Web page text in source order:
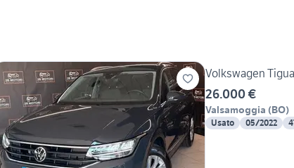
Volkswagen
26.000 €
Valsamoggia (BO)
Usato 05/2022